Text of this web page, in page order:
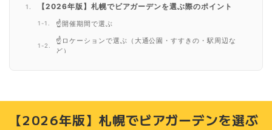
【2026年版】札幌でビアガーデンを選ぶ際のポイント
☝️開催期間で選ぶ
☝️ロケーションで選ぶ（大通公園・すすきの・駅周辺な
ど）
ビールなど）
【2026年版】札幌でビアガーデンを選ぶ